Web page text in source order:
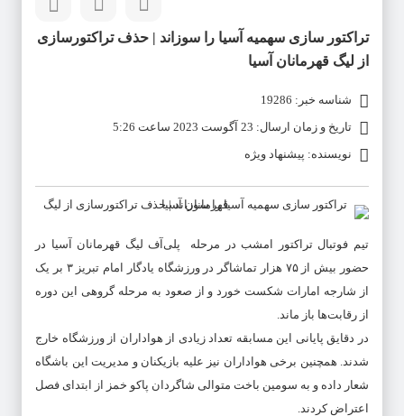
تراکتور سازی سهمیه آسیا را سوزاند | حذف تراکتورسازی
از لیگ قهرمانان آسیا
شناسه خبر: 19286
تاریخ و زمان ارسال: 23 آگوست 2023 ساعت 5:26
نویسنده: پیشنهاد ویژه
تیم فوتبال تراکتور امشب در مرحله پلی‌آف لیگ قهرمانان آسیا در
حضور بیش از ۷۵ هزار تماشاگر در ورزشگاه یادگار امام تبریز ۳ بر یک
از شارجه امارات شکست خورد و از صعود به مرحله گروهی این دوره
از رقابت‌ها باز ماند.
در دقایق پایانی این مسابقه تعداد زیادی از هواداران از ورزشگاه خارج
شدند. همچنین برخی هواداران نیز علیه بازیکنان و مدیریت این باشگاه
شعار داده و به سومین باخت متوالی شاگردان پاکو خمز از ابتدای فصل
اعتراض کردند.